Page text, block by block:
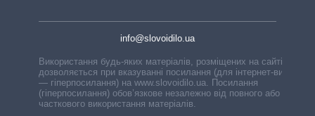
info@slovoidilo.ua
Використання будь-яких матеріалів, розміщених на сайті,
дозволяється при вказуванні посилання (для інтернет-видань
— гіперпосилання) на www.slovoidilo.ua. Посилання
(гіперпосилання) обов’язкове незалежно від повного або
часткового використання матеріалів.